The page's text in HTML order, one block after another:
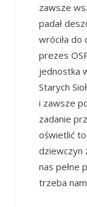
zawsze
padał
wróciła do
prezes
jednostka
Starych
i zawsze
zadanie
oświetlić to
dziewczyn
nas pełne
trzeba